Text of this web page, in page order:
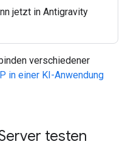
jetzt in Antigravity
verschiedener
in einer KI-Anwendung
testen